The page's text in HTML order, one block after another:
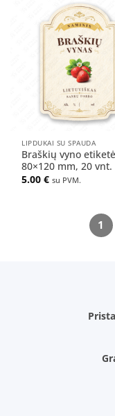
LIPDUKAI SU SPAUDA
Braškių vyno
80×120 mm, 20 vnt.
5.00€ su PVM.
1